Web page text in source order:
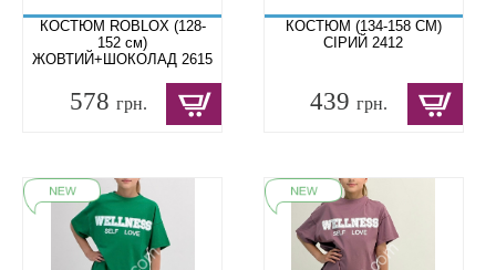
КОСТЮМ ROBLOX (128-
152 см)
ЖОВТИЙ+ШОКОЛАД 2615
578 грн.
КОСТЮМ (134-158 СМ)
СІРИЙ 2412
439грн.